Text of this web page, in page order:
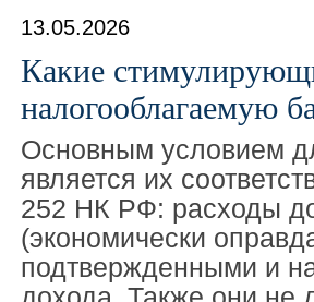
13.05.2026
Какие
налогооблагаемую
Основным условием
является их
252 НК РФ: расходы
(экономически
подтвержденными и